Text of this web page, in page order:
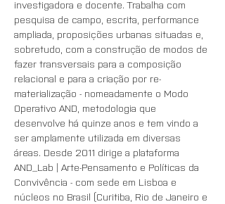
investigadora e docente. Trabalha com
pesquisa de campo, escrita, performance
ampliada, proposições urbanas situadas e,
sobretudo, com a construção de modos de
fazer transversais para a composição
relacional e para a criação por re-
materialização - nomeadamente o Modo
Operativo AND, metodologia que
desenvolve há quinze anos e tem vindo a
ser amplamente utilizada em diversas
áreas. Desde 2011 dirige a plataforma
AND_Lab | Arte-Pensamento e Políticas da
Convivência - com sede em Lisboa e
núcleos no Brasil (Curitiba, Rio de Janeiro e